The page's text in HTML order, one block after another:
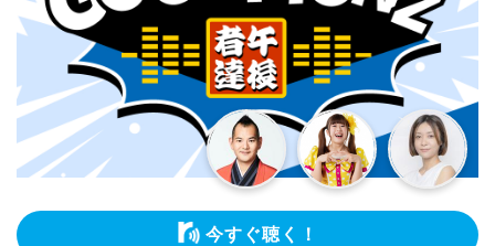
今すぐ聴く！